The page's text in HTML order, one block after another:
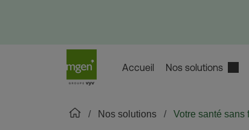
Accueil Nos solutions
Nos solutions Votre santé sans